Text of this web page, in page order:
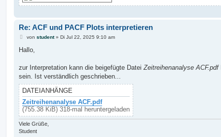
Re: ACF und PACF Plots interpretieren
B
i
a
von student» Di Jul 22, 2025 9:10 am
Hallo,
zur Interpretation kann die beigefügte Datei Zeitreihenanalyse ACF.pdf
sein. Ist verständlich geschrieben...
DATEIANHÄNGE
Zeitreihenanalyse ACF.pdf
(755.38 KiB) 318-mal heruntergeladen
Viele Grüße,
Student